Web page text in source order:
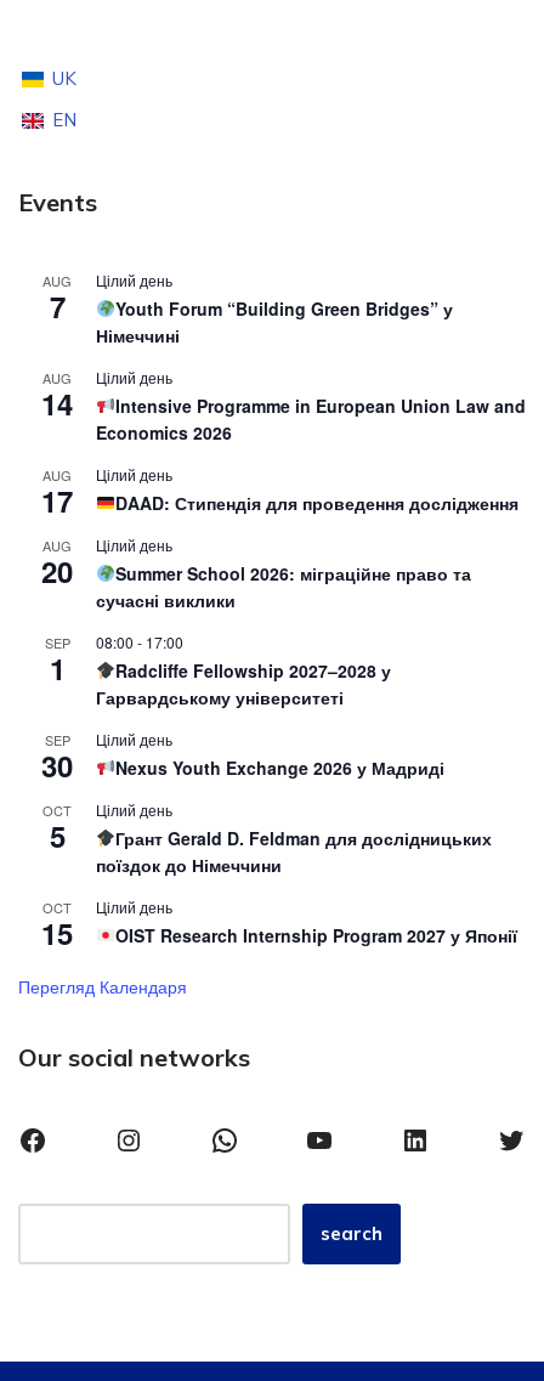
UK
EN
Events
AUG
7
Цілий день
Youth Forum “Building Green Bridges” у
Німеччині
AUG
14
Цілий день
Intensive Programme in European Union Law and
Economics 2026
AUG
17
Цілий день
DAAD: Стипендія для проведення дослідження
AUG
20
Цілий день
Summer School 2026: міграційне право та
сучасні виклики
SEP
1
08:00 - 17:00
Radcliffe Fellowship 2027–2028 у
Гарвардському університеті
SEP
30
Цілий день
Nexus Youth Exchange 2026 у Мадриді
OCT
5
Цілий день
Грант Gerald D. Feldman для дослідницьких
поїздок до Німеччини
OCT
15
Цілий день
OIST Research Internship Program 2027 у Японії
Перегляд Календаря
Our social networks
search